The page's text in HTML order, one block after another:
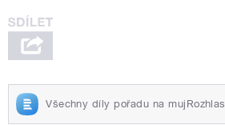
Všechny díly pořadu na mujRozhlas